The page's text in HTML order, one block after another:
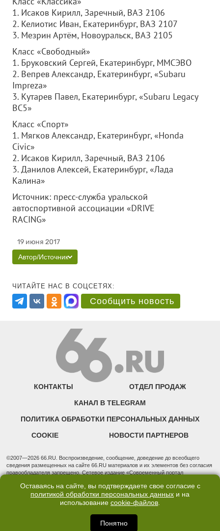
1. Исаков Кирилл, Заречный, ВАЗ 2106
2. Келиотис Иван, Екатеринбург, ВАЗ 2107
3. Мезрин Артём, Новоуральск, ВАЗ 2105
Класс «Свободный»
1. Бруковский Сергей, Екатеринбург, ММСЭВО
2. Вепрев Александр, Екатеринбург, «Subaru
Impreza»
3. Кутарев Павел, Екатеринбург, «Subaru Legacy
BC5»
Класс «Спорт»
1. Мягков Александр, Екатеринбург, «Honda
Civic»
2. Исаков Кирилл, Заречный, ВАЗ 2106
3. Данилов Алексей, Екатеринбург, «Лада
Калина»
Источник: пресс-служба уральской
автоспортивной ассоциации «DRIVE
RACING»
19 июня 2017
Автор/Источник
ЧИТАЙТЕ НАС В СОЦСЕТЯХ:
Сообщить новость
КОНТАКТЫ ОТДЕЛ ПРОДАЖ
КАНАЛ В TELEGRAM
ПОЛИТИКА ОБРАБОТКИ ПЕРСОНАЛЬНЫХ ДАННЫХ
COOKIE НОВОСТИ ПАРТНЕРОВ
©2007—2026 66.RU. Воспроизведение, сообщение, доведение до всеобщего
сведения размещенных на сайте 66.RU материалов и их элементов без согласия
правообладателя запрещено. Сетевое издание «Современный портал
надзору в сфере связи, информационных технологий и массовых коммуникаций
(Роскомнадзор). Регистрационный номер ЭЛ № ФС 77 - 76634 от 02.09.2019
Учредитель: Общество с ограниченной ответственностью "66.ру". Юридический
3, оф. 7015 Фактический адрес редакции и отдела продаж: 620014, Свердловская
обл., г. Екатеринбург, ул. Бориса Ельцина, д. 3, оф. 7015, +7 (343) 288-50-66
Оставаясь на сайте, вы подтверждаете свое согласие с
политикой обработки персональных данных и на
использование cookie-файлов.
Понятно